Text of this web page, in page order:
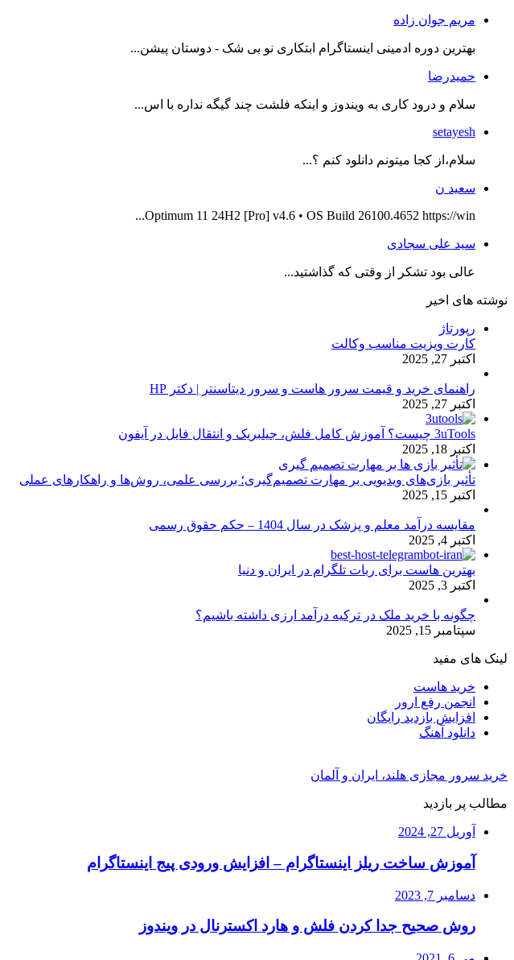
مریم جوان زاده
بهترین دوره ادمینی اینستاگرام ابتکاری نو بی شک - دوستان پیشن...
حمیدرضا
سلام و درود کاری به ویندوز و اینکه فلشت چند گیگه نداره با اس...
setayesh
سلام،از کجا میتونم دانلود کنم ؟...
سعید ن
Optimum 11 24H2 [Pro] v4.6 • OS Build 26100.4652 https://win...
سید علی سجادی
عالی بود تشکر از وقتی که گذاشتید...
نوشته های اخیر
رپورتاژ
کارت ویزیت مناسب وکالت
اکتبر 27, 2025
راهنمای خرید و قیمت سرور هاست و سرور دیتاسنتر | دکتر HP
اکتبر 27, 2025
3uTools چیست؟ آموزش کامل فلش، جیلبریک و انتقال فایل در آیفون
اکتبر 18, 2025
تأثیر بازی‌های ویدیویی بر مهارت تصمیم‌گیری؛ بررسی علمی، روش‌ها و راهکارهای عملی
اکتبر 15, 2025
مقایسه درآمد معلم و پزشک در سال 1404 – حکم حقوق رسمی
اکتبر 4, 2025
بهترین هاست برای ربات تلگرام در ایران و دنیا
اکتبر 3, 2025
چگونه با خرید ملک در ترکیه درآمد ارزی داشته باشیم؟
سپتامبر 15, 2025
لینک های مفید
خرید هاست
انجمن رفع ارور
افزایش بازدید رایگان
دانلود آهنگ
خرید سرور مجازی هلند، ایران و آلمان
مطالب پر بازدید
آوریل 27, 2024
آموزش ساخت ریلز اینستاگرام – افزایش ورودی پیج اینستاگرام
دسامبر 7, 2023
روش صحیح جدا کردن فلش و هارد اکسترنال در ویندوز